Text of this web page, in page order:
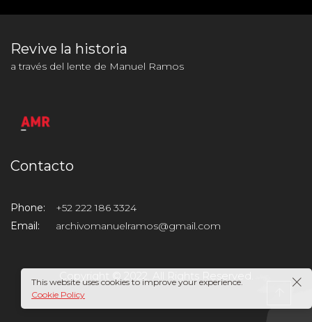
Revive la historia
a través del lente de Manuel Ramos
Contacto
Phone:
+52 222 186 3324
Email:
archivomanuelramos@gmail.com
This website uses cookies to improve your experience.
Cookie Policy